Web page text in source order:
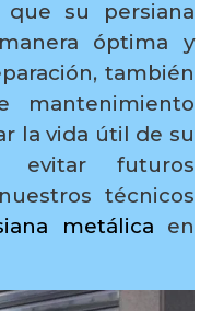
que su persiana
óptima y
también
mantenimiento
la vida útil de su
evitar futuros
técnicos
metálica en